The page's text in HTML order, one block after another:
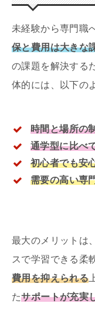
未経験から専門職
保と費用は大きな
の課題を解決する
体的には、以下の
時間と場所の
通学型に比べ
初心者でも安
需要の高い専
最大のメリットは
スで学習できる柔
費用を抑えられる
たサポートが充実